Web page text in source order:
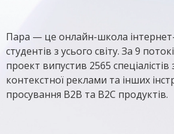
Пара — це онлайн-школа
студентів з усього світу. За 9
проект випустив 2565 спеціалістів
контекстної реклами та інших
просування B2B та B2C продуктів.